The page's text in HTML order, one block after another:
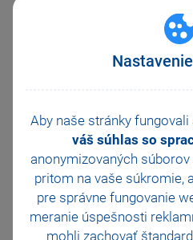
Aby naše stránky fungovali
váš súhlas so
anonymizovaných súborov
pritom na vaše súkromie,
pre správne fungovanie
meranie úspešnosti
mohli zachovať
Inštalácia MS SQL Server
Obchodná činnosť
Platobné terminály
Odporúčania pre
zálohovanie
Zmeny v DPH od 1.1.2025
Všeobecný internetový
obchod